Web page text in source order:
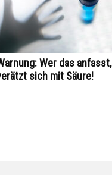
Wer das anfasst,
sich mit Säure!